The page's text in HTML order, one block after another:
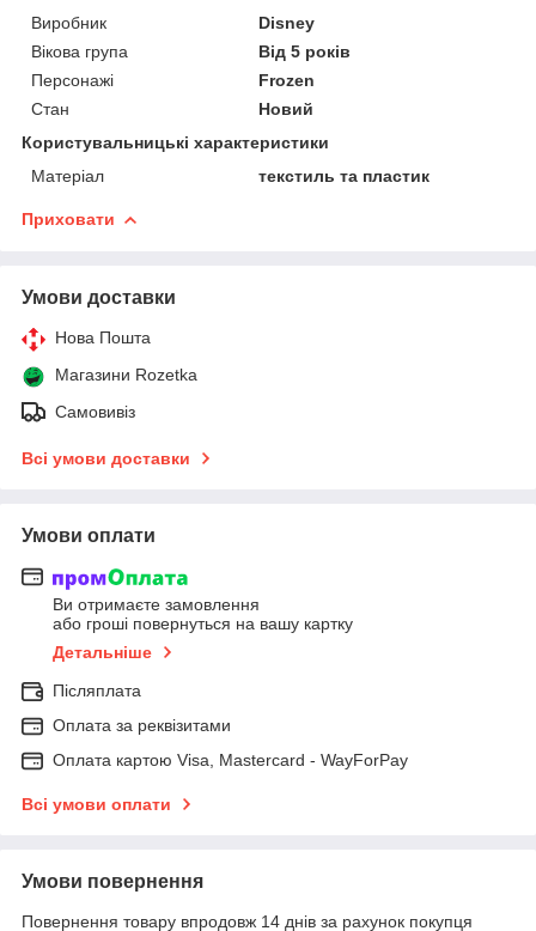
Виробник
Disney
Вікова група
Від 5 років
Персонажі
Frozen
Стан
Новий
Користувальницькі характеристики
Матеріал
текстиль та пластик
Приховати
Умови доставки
Нова Пошта
Магазини Rozetka
Самовивіз
Всі умови доставки
Умови оплати
Ви отримаєте замовлення
або гроші повернуться на вашу картку
Детальніше
Післяплата
Оплата за реквізитами
Оплата картою Visa, Mastercard - WayForPay
Всі умови оплати
Умови повернення
Повернення товару впродовж 14 днів за рахунок покупця